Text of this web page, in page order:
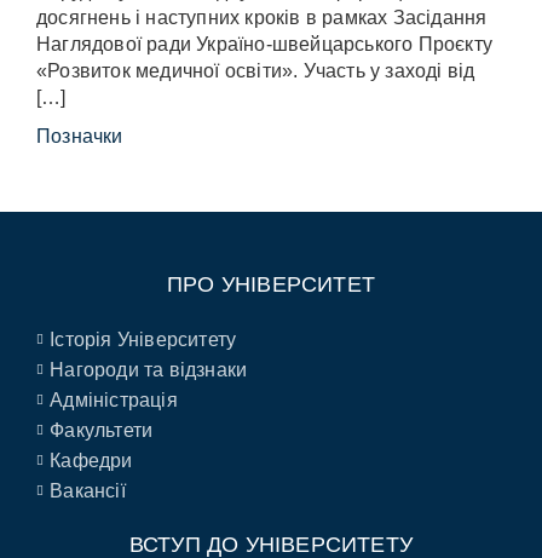
досягнень і наступних кроків в рамках Засідання
Наглядової ради Україно-швейцарського Проєкту
«Розвиток медичної освіти». Участь у заході від
[…]
Позначки
ПРО УНІВЕРСИТЕТ
Історія Університету
Нагороди та відзнаки
Адміністрація
Факультети
Кафедри
Вакансії
ВСТУП ДО УНІВЕРСИТЕТУ